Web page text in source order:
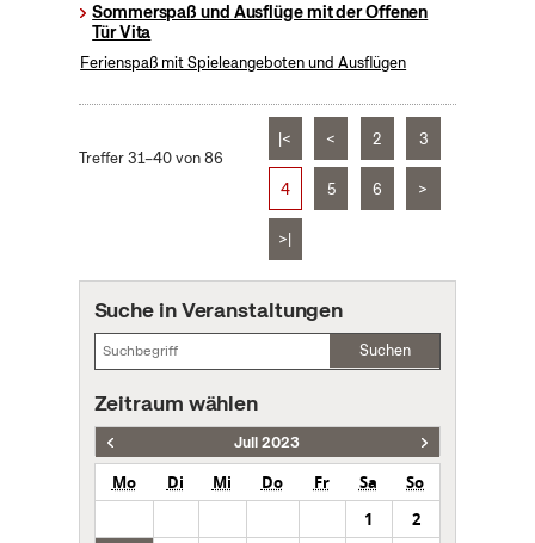
Sommerspaß und Ausflüge mit der Offenen
Tür Vita
Ferienspaß mit Spieleangeboten und Ausflügen
Treffer 31–40 von 86
|< < 2 3
4 5 6 >
>|
Suche in Veranstaltungen
Suchen
Zeitraum wählen
Juli 2023
Mo Di Mi Do Fr Sa
So
1
2